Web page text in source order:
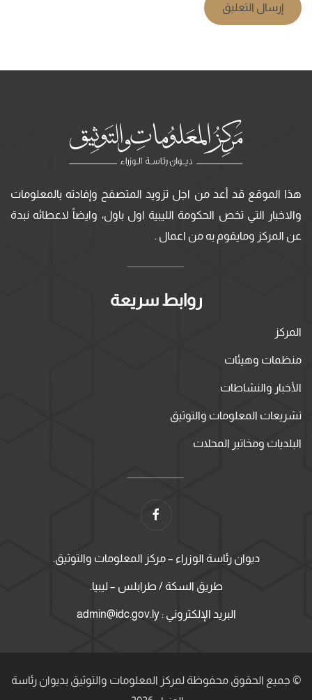
إرسال التعليق
هذا الموقع قد أعد من اجل تزويد المتصفح وإفادته بالمعلومات
والاخبار التي تخص الحكومة الليبية اول باول، وايضاً لاعطائه نبدة
عن المركز ومايقوم به من اعمال .
روابط سريعة
المركز
منظمات وهيئات
الأخبار والنشاطات
تشريعات المعلومات والتوثيق
البلديات ومخاتير المحلات
ديوان رئاسة الوزراء – مركز المعلومات والتوثيق.
طريق السكة / طرابلس – ليبيا.
البريد الإلكتروني : admin@idc.gov.ly
© جميع الحقوق محفوظة لمركز المعلومات والتوثيق بديوان رئاسة